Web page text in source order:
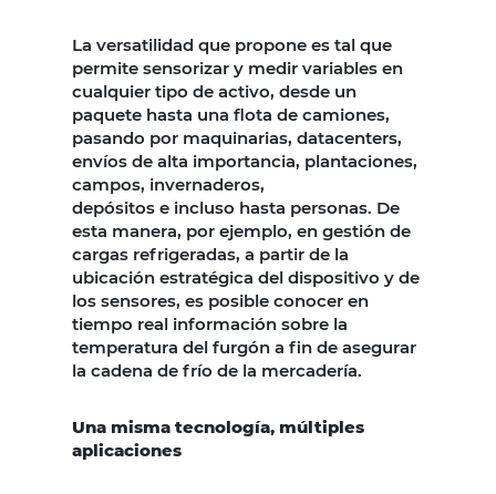
La versatilidad que propone es tal que
permite sensorizar y medir variables en
cualquier tipo de activo, desde un
paquete hasta una flota de camiones,
pasando por maquinarias, datacenters,
envíos de alta importancia, plantaciones,
campos, invernaderos,
depósitos e incluso hasta personas. De
esta manera, por ejemplo, en gestión de
cargas refrigeradas, a partir de la
ubicación estratégica del dispositivo y de
los sensores, es posible conocer en
tiempo real información sobre la
temperatura del furgón a fin de asegurar
la cadena de frío de la mercadería.
Una misma tecnología, múltiples
aplicaciones